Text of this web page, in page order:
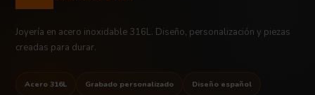
Joyería en acero inoxidable 316L. Diseño, personalización y piezas
creadas para durar.
Acero 316L Grabado personalizado Diseño español